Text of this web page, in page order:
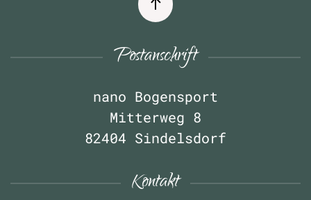
Postanschrift
nano Bogensport
Mitterweg 8
82404 Sindelsdorf
Kontakt